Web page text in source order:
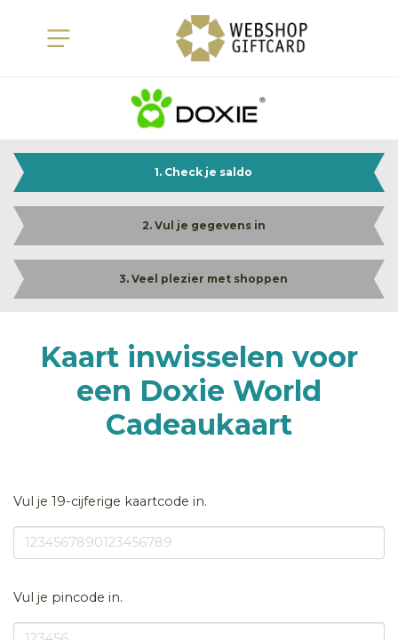
1. Check je saldo
2. Vul je gegevens in
3. Veel plezier met shoppen
Kaart inwisselen voor
een Doxie World
Cadeaukaart
Vul je 19-cijferige kaartcode in.
Vul je pincode in.